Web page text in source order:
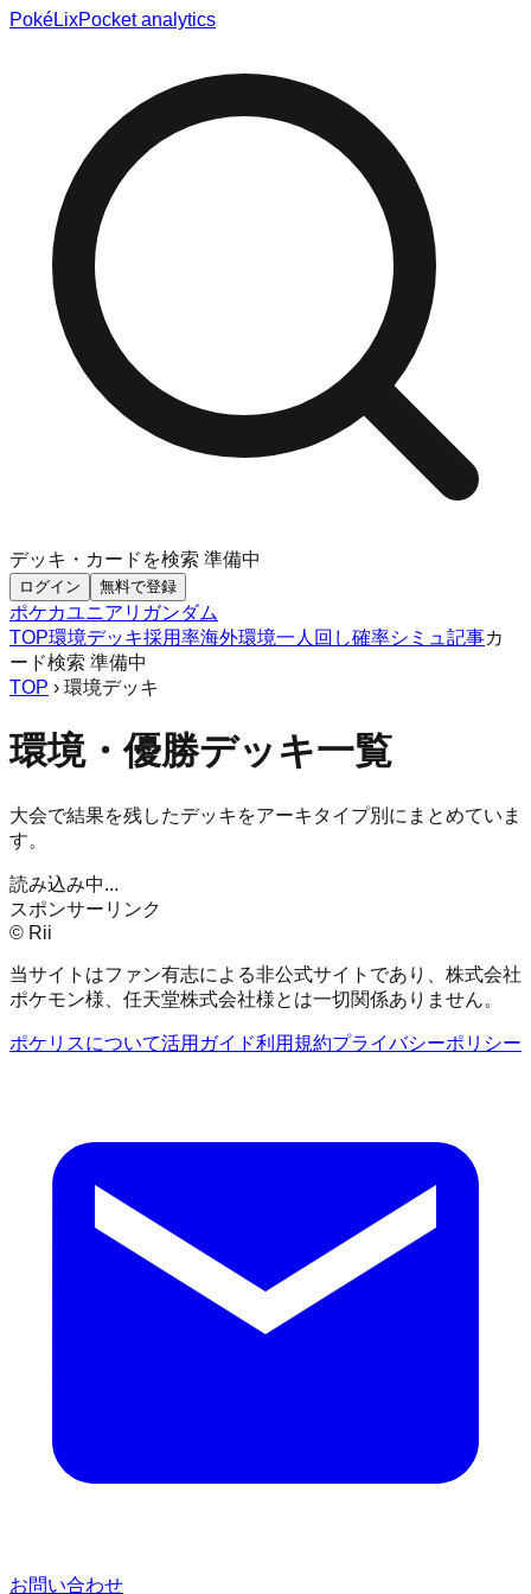
PokéLixPocket analytics
デッキ・カードを検索 準備中
ログイン 無料で登録
ポケカユニアリ ガンダム
TOP環境デッキ採用率海外環境一人回し確率シミュ 記事カ
ード検索 準備中
TOP › 環境デッキ
環境・優勝デッキ一覧
大会で結果を残したデッキをアーキタイプ別にまとめていま
す。
読み込み中...
スポンサーリンク
© Rii
当サイトはファン有志による非公式サイトであり、株式会社
ポケモン様、任天堂株式会社様とは一切関係ありません。
ポケリスについて活用ガイド利用規約プライバシーポリシー
お問い合わせ